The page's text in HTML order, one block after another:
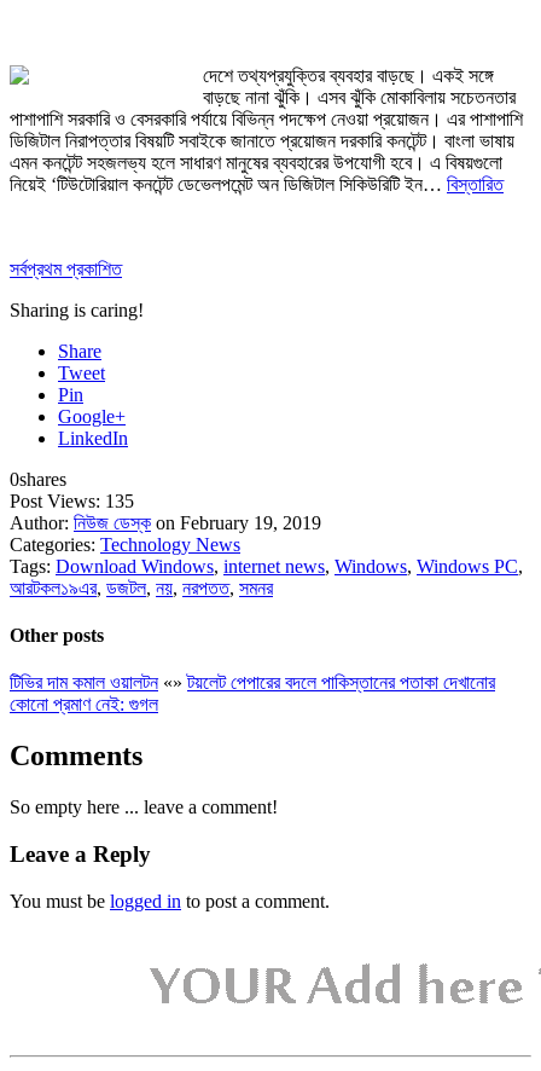
দেশে তথ্যপ্রযুক্তির ব্যবহার বাড়ছে। একই সঙ্গে
বাড়ছে নানা ঝুঁকি। এসব ঝুঁকি মোকাবিলায় সচেতনতার
পাশাপাশি সরকারি ও বেসরকারি পর্যায়ে বিভিন্ন পদক্ষেপ নেওয়া প্রয়োজন। এর পাশাপাশি
ডিজিটাল নিরাপত্তার বিষয়টি সবাইকে জানাতে প্রয়োজন দরকারি কনটেন্ট। বাংলা ভাষায়
এমন কনটেন্ট সহজলভ্য হলে সাধারণ মানুষের ব্যবহারের উপযোগী হবে। এ বিষয়গুলো
নিয়েই ‘টিউটোরিয়াল কনটেন্ট ডেভেলপমেন্ট অন ডিজিটাল সিকিউরিটি ইন… বিস্তারিত
সর্বপ্রথম প্রকাশিত
Sharing is caring!
Share
Tweet
Pin
Google+
LinkedIn
0shares
Post Views: 135
Author: নিউজ ডেস্ক on February 19, 2019
Categories: Technology News
Tags: Download Windows, internet news, Windows, Windows PC,
আরটকল১৯এর, ডজটল, নয়, নরপতত, সমনর
Other posts
টিভির দাম কমাল ওয়ালটন«»টয়লেট পেপারের বদলে পাকিস্তানের পতাকা দেখানোর
কোনো প্রমাণ নেই: গুগল
Comments
So empty here ... leave a comment!
Leave a Reply
You must be logged in to post a comment.